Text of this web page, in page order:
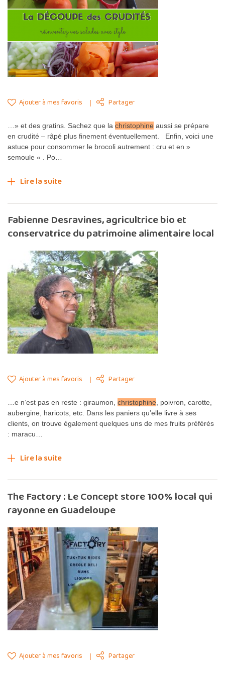
Ajouter à mes favoris Partager
…» et des gratins. Sachez que la christophine aussi se prépare
en crudité – râpé plus finement éventuellement. Enfin, voici une
astuce pour consommer le brocoli autrement : cru et en »
semoule « . Po…
Lire la suite
Fabienne Desravines, agricultrice bio et
conservatrice du patrimoine alimentaire local
Ajouter à mes favoris Partager
…e n’est pas en reste : giraumon, christophine , poivron, carotte,
aubergine, haricots, etc. Dans les paniers qu’elle livre à ses
clients, on trouve également quelques uns de mes fruits préférés
: maracu…
Lire la suite
The Factory : Le Concept store 100% local qui
rayonne en Guadeloupe
Ajouter à mes favoris Partager